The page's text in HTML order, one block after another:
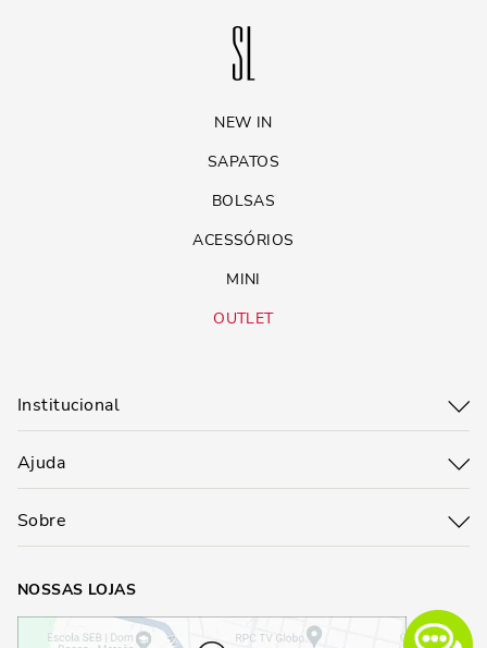
NEW IN
SAPATOS
BOLSAS
ACESSÓRIOS
MINI
OUTLET
Institucional
Ajuda
Sobre
NOSSAS LOJAS